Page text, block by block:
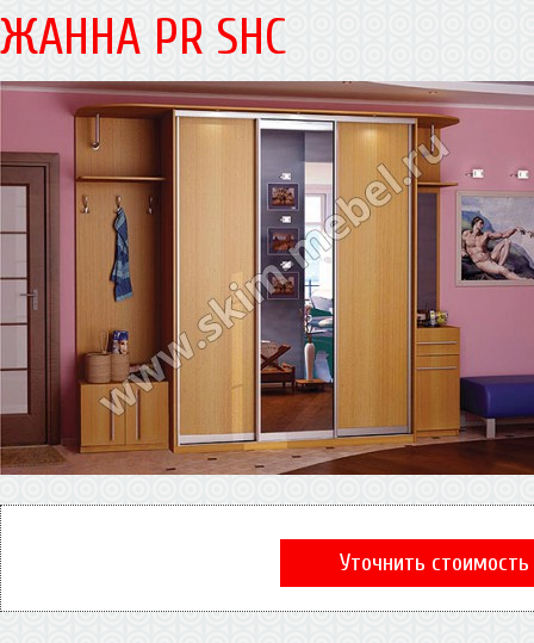
ЖАННА PR SHC
Уточнить стоимость